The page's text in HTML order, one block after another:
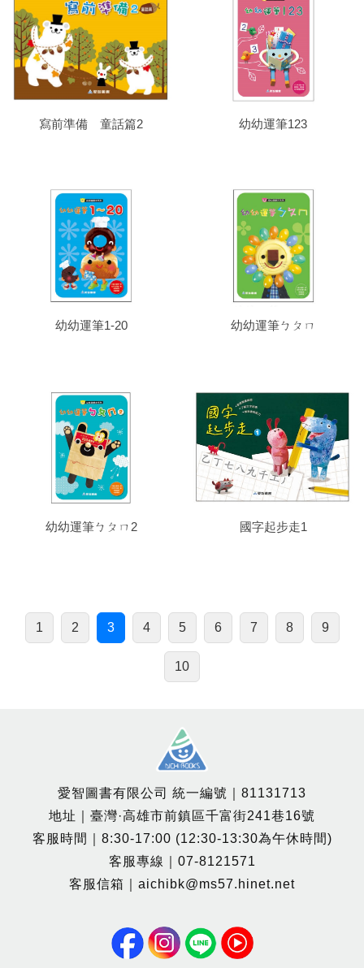
寫前準備 童話篇2 幼幼運筆123
幼幼運筆1-20 幼幼運筆ㄅㄆㄇ
幼幼運筆ㄅㄆㄇ2 國字起步走1
1 2 3 4 5 6 7 8 9
10
愛智圖書有限公司 統一編號｜81131713
地址｜臺灣·高雄市前鎮區千富街241巷16號
客服時間｜8:30-17:00 (12:30-13:30為午休時間)
客服專線｜07-8121571
客服信箱｜aichibk@ms57.hinet.net